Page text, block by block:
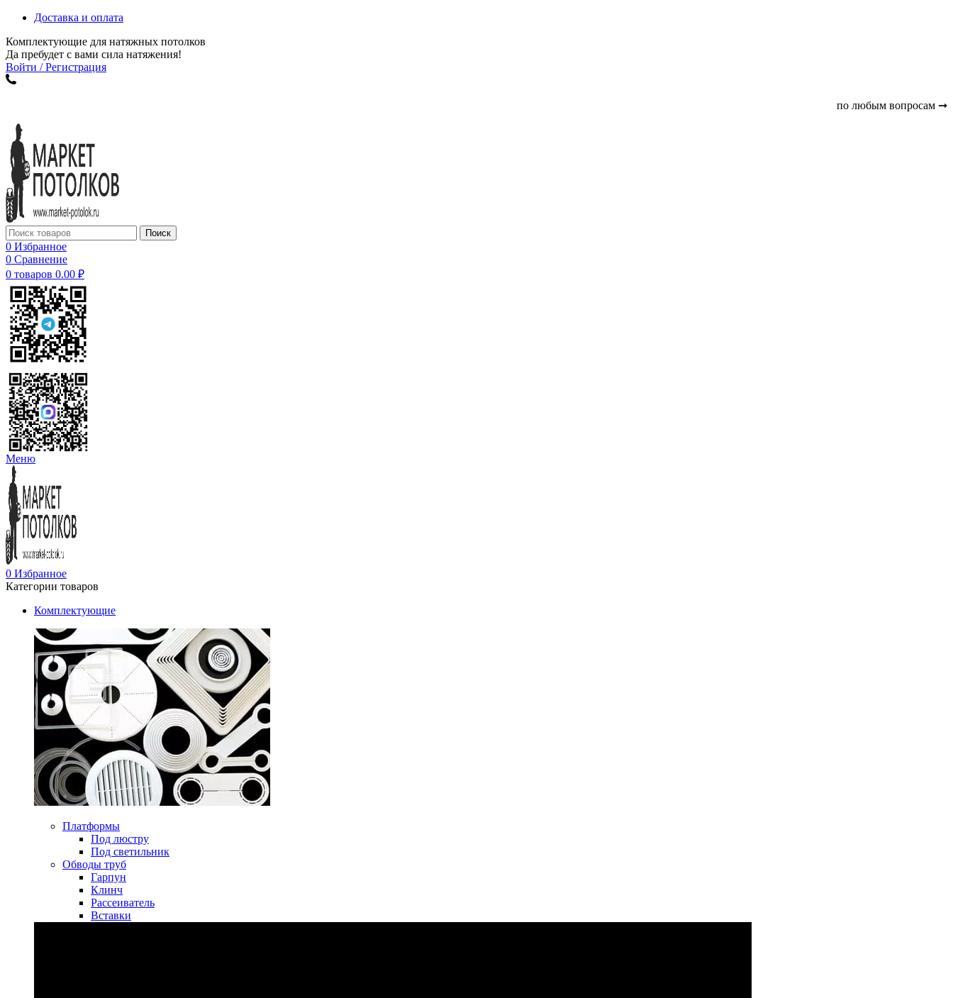
Доставка и оплата
Комплектующие для натяжных потолков
Да пребудет с вами сила натяжения!
Войти / Регистрация
по любым вопросам ➞
Поиск
0 Избранное
0 Сравнение
0 товаров 0.00 ₽
Меню
0 Избранное
Категории товаров
Комплектующие
Платформы
Под люстру
Под светильник
Обводы труб
Гарпун
Клинч
Рассеиватель
Вставки